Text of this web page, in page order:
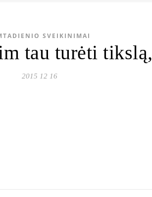
SVEIKINIMAI
tau turėti tikslą,
2015 12 16